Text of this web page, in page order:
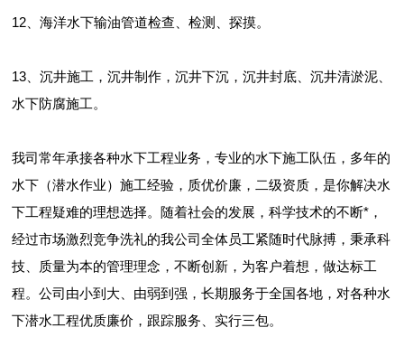
12、海洋水下输油管道检查、检测、探摸。
13、沉井施工，沉井制作，沉井下沉，沉井封底、沉井清淤泥、
水下防腐施工。
我司常年承接各种水下工程业务，专业的水下施工队伍，多年的
水下（潜水作业）施工经验，质优价廉，二级资质，是你解决水
下工程疑难的理想选择。随着社会的发展，科学技术的不断*，
经过市场激烈竞争洗礼的我公司全体员工紧随时代脉搏，秉承科
技、质量为本的管理理念，不断创新，为客户着想，做达标工
程。公司由小到大、由弱到强，长期服务于全国各地，对各种水
下潜水工程优质廉价，跟踪服务、实行三包。